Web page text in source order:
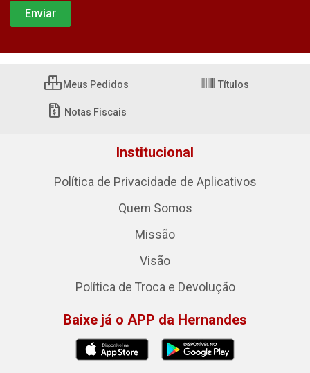
Meus Pedidos Títulos
Notas Fiscais
Institucional
Política de Privacidade de Aplicativos
Quem Somos
Missão
Visão
Política de Troca e Devolução
Baixe já o APP da Hernandes